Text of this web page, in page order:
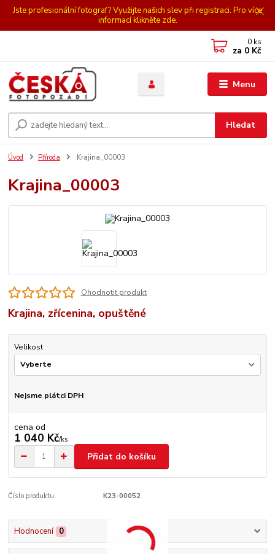
Jste profesionální fotograf? Využijte našich slev při registraci. Pro více
informací klikněte zde.
Menu
Hledat
0 ks
za 0 Kč
Úvod Příroda Krajina_00003
Krajina_00003
Ohodnotit produkt
Krajina, zřícenina, opuštěné
Velikost
Nejsme plátci DPH
cena od
1 040 Kč/ks
Přidat do košíku
Číslo produktu: K23-00052
Hodnocení 0